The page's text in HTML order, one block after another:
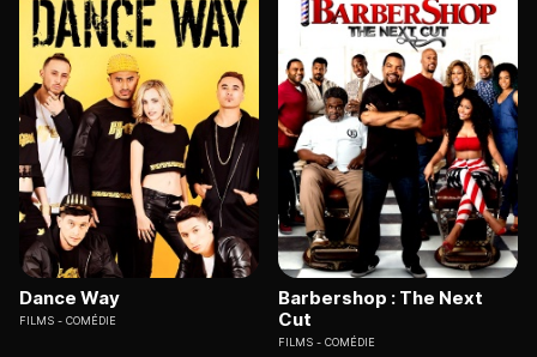
Dance Way
FILMS COMÉDIE
Barbershop : The Next
Cut
FILMS COMÉDIE